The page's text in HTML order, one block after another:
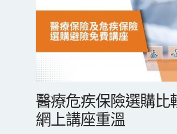
醫療危疾保險選購比
網上講座重溫